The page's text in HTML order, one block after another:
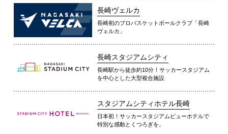
長崎ヴェルカ
長崎初のプロバスケットボールクラブ「長崎
ヴェルカ」
長崎スタジアムシティ
長崎駅から徒歩約10分！サッカースタジアム
を中心とした大型複合施設
スタジアムシティホテル長崎
日本初！サッカースタジアムビューホテルで
特別な感動とくつろぎを。